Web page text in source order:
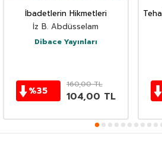
İbadetlerin Hikmetleri
İz B. Abdüsselam
Dibace Yayınları
%35
160,00TL
104,00 TL